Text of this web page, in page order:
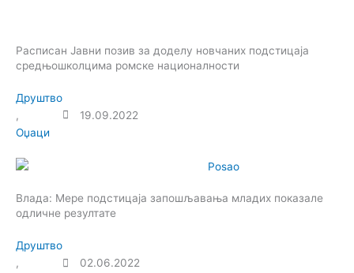
Расписан Јавни позив за доделу новчаних подстицаја
средњошколцима ромске националности
Друштво
,
Оџаци
19.09.2022
Влада: Мере подстицаја запошљавања младих показале
одличне резултате
Друштво
,
02.06.2022